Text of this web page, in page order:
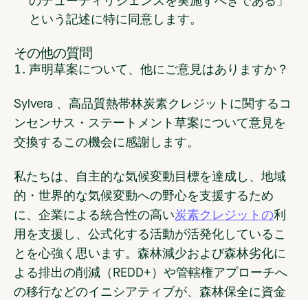
という記述に特に同意します。
その他の質問
声明草案について、他にご意見はありますか？
Sylvera 、高品質熱帯林炭素クレジットに関するコ
ンセンサス・ステートメント草案について意見を
交換するこの機会に感謝します。
私たちは、自主的な気候変動目標を達成し、地域
的・世界的な気候変動への野心を支援するため
に、企業による統合性の高い炭素クレジットの利
用を支援し、公式化する活動が活発化しているこ
とを心強く思います。森林減少および森林劣化に
よる排出の削減（REDD+）や管轄権アプローチへ
の移行などのイニシアティブが、森林保全に資金